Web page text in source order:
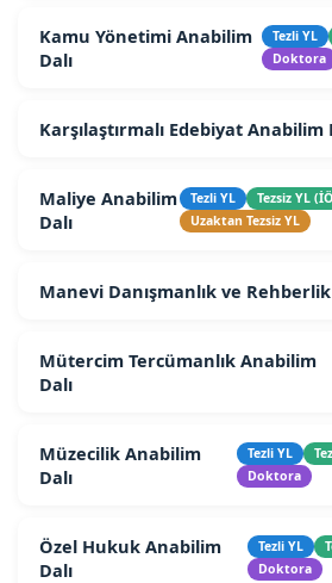
Kamu Yönetimi Anabilim
Dalı
Tezli YL
Doktora
Karşılaştırmalı Edebiyat Anabilim
Maliye Anabilim
Dalı
Tezli YL Tezsiz YL
Uzaktan Tezsiz YL
Manevi Danışmanlık ve
Mütercim Tercümanlık Anabilim
Dalı
Müzecilik Anabilim
Dalı
Tezli YL
Doktora
Özel Hukuk Anabilim
Dalı
Tezli YL
Doktora